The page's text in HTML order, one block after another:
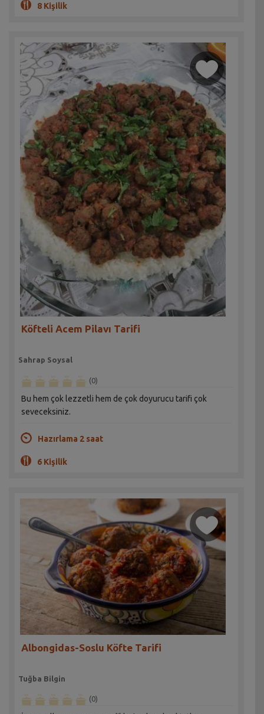
8 Kişilik
Köfteli Acem Pilavı Tarifi
Sahrap Soysal
(0)
Bu hem çok lezzetli hem de çok doyurucu tarifi çok
seveceksiniz.
Hazırlama 2 saat
6 Kişilik
Albongidas-Soslu Köfte Tarifi
Tuğba Bilgin
(0)